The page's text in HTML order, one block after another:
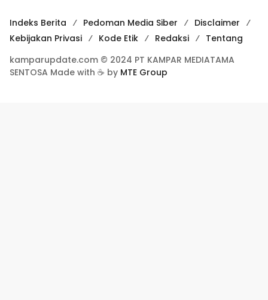
Indeks Berita Pedoman Media Siber
Disclaimer
Kebijakan Privasi
Kode Etik Redaksi
Tentang
kamparupdate.com © 2024 PT KAMPAR MEDIATAMA
SENTOSA Made with ☕ by MTE Group